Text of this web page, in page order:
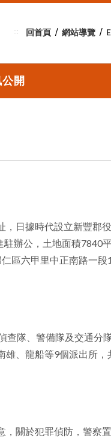
::: 回首頁 網站導覽
開
日據時代設立新豐郡
辦公，土地面積7840
區六甲里中正南路一段
隊、警備隊及交通分
、龍船等9個派出所，
關於犯罪偵防，警察